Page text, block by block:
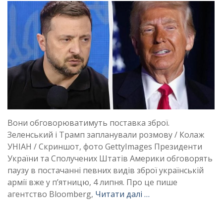
Вони обговорюватимуть поставка зброї.
Зеленський і Трамп запланували розмову / Колаж
УНІАН / Скриншот, фото GettyImages Президенти
України та Сполучених Штатів Америки обговорять
паузу в постачанні певних видів зброї українській
армії вже у п’ятницю, 4 липня. Про це пише
агентство Bloomberg, Читати далі …